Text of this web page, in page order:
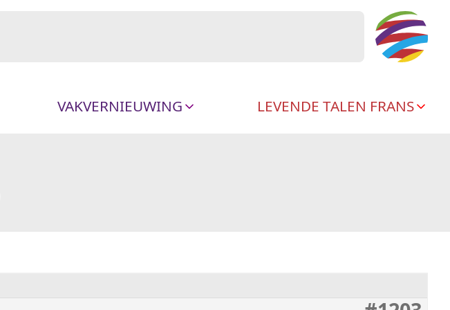
VAKVERNIEUWING LEVENDE TALEN FRANS